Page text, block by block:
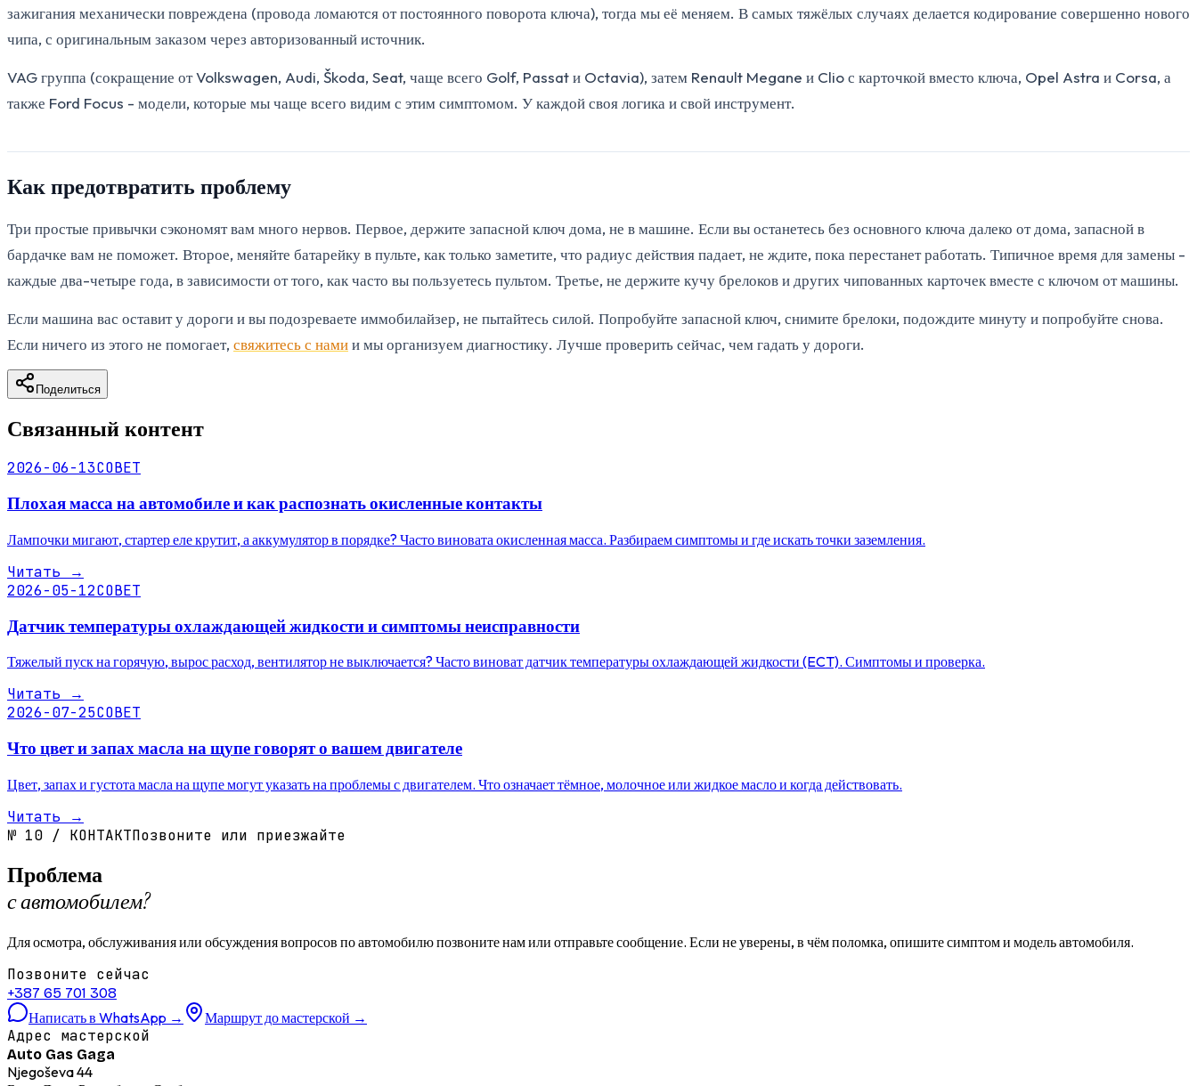
зажигания механически повреждена (провода ломаются от постоянного поворота ключа), тогда мы её меняем. В самых тяжёлых случаях делается кодирование совершенно нового
чипа, с оригинальным заказом через авторизованный источник.
VAG группа (сокращение от Volkswagen, Audi, Škoda, Seat, чаще всего Golf, Passat и Octavia), затем Renault Megane и Clio с карточкой вместо ключа, Opel Astra и Corsa, а
также Ford Focus - модели, которые мы чаще всего видим с этим симптомом. У каждой своя логика и свой инструмент.
Как предотвратить проблему
Три простые привычки сэкономят вам много нервов. Первое, держите запасной ключ дома, не в машине. Если вы останетесь без основного ключа далеко от дома, запасной в
бардачке вам не поможет. Второе, меняйте батарейку в пульте, как только заметите, что радиус действия падает, не ждите, пока перестанет работать. Типичное время для замены -
каждые два-четыре года, в зависимости от того, как часто вы пользуетесь пультом. Третье, не держите кучу брелоков и других чипованных карточек вместе с ключом от машины.
Если машина вас оставит у дороги и вы подозреваете иммобилайзер, не пытайтесь силой. Попробуйте запасной ключ, снимите брелоки, подождите минуту и попробуйте снова.
Если ничего из этого не помогает, свяжитесь с намии мы организуем диагностику. Лучше проверить сейчас, чем гадать у дороги.
Поделиться
Связанный контент
2026-06-13СОВЕТ
Плохая масса на автомобиле и как распознать окисленные контакты
Лампочки мигают, стартер еле крутит, а аккумулятор в порядке? Часто виновата окисленная масса. Разбираем симптомы и где искать точки заземления.
Читать →
2026-05-12СОВЕТ
Датчик температуры охлаждающей жидкости и симптомы неисправности
Тяжелый пуск на горячую, вырос расход, вентилятор не выключается? Часто виноват датчик температуры охлаждающей жидкости (ECT). Симптомы и проверка.
Читать →
2026-07-25СОВЕТ
Что цвет и запах масла на щупе говорят о вашем двигателе
Цвет, запах и густота масла на щупе могут указать на проблемы с двигателем. Что означает тёмное, молочное или жидкое масло и когда действовать.
Читать →
№ 10 / КОНТАКТПозвоните или приезжайте
Проблема
с автомобилем?
Для осмотра, обслуживания или обсуждения вопросов по автомобилю позвоните нам или отправьте сообщение. Если не уверены, в чём поломка, опишите симптом и модель автомобиля.
Позвоните сейчас
+387 65 701 308
Написать в WhatsApp → Маршрут до мастерской →
Адрес мастерской
Auto Gas Gaga
Njegoševa 44